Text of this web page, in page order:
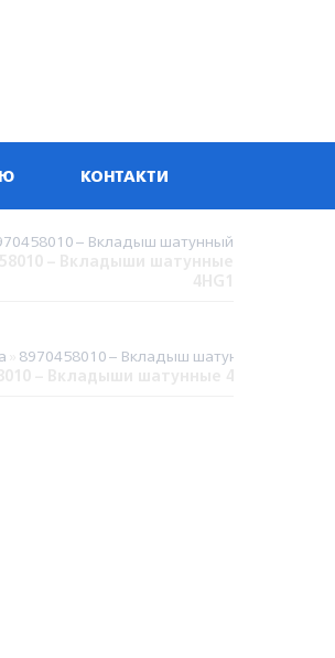
КОНТАКТИ
– Вкладыш шатунный
8970458010 – Вкладыш шатунный